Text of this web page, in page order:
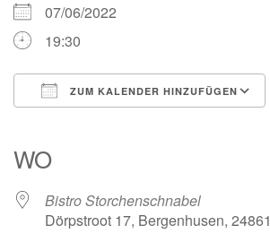
07/06/2022
19:30
ZUM KALENDER HINZUFÜGEN
WO
Bistro Storchenschnabel
Dörpstroot 17, Bergenhusen, 24861